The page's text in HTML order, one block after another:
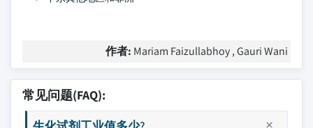
作者: Mariam Faizullabhoy , Gauri Wani
常见问题(FAQ):